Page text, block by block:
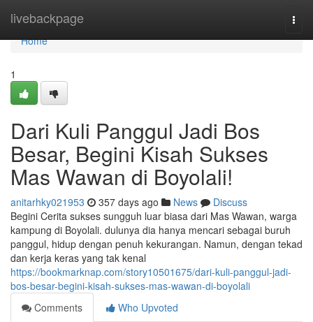
livebackpage
Home
Home
1
Dari Kuli Panggul Jadi Bos
Besar, Begini Kisah Sukses
Mas Wawan di Boyolali!
anitarhky021953 357 days ago News
Discuss
Begini Cerita sukses sungguh luar biasa dari Mas Wawan, warga
kampung di Boyolali. dulunya dia hanya mencari sebagai buruh
panggul, hidup dengan penuh kekurangan. Namun, dengan tekad
dan kerja keras yang tak kenal
https://bookmarknap.com/story10501675/dari-kuli-panggul-jadi-
bos-besar-begini-kisah-sukses-mas-wawan-di-boyolali
Comments
Who Upvoted